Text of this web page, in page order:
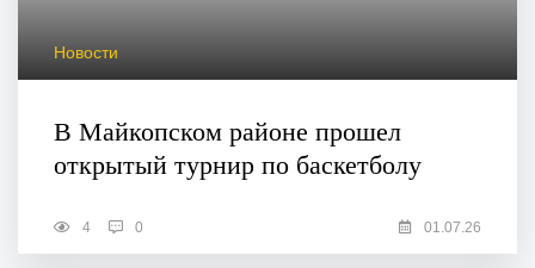
Новости
В Майкопском районе прошел
открытый турнир по баскетболу
4 0 01.07.26